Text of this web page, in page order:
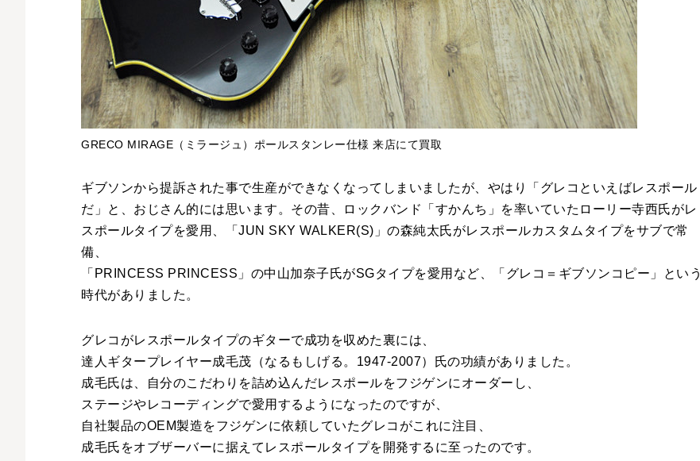
GRECO MIRAGE（ミラージュ）ポールスタンレー仕様 来店にて買取
ギブソンから提訴された事で生産ができなくなってしまいましたが、やはり「グレコといえばレスポール
だ」と、おじさん的には思います。その昔、ロックバンド「すかんち」を率いていたローリー寺西氏がレ
スポールタイプを愛用、「JUN SKY WALKER(S)」の森純太氏がレスポールカスタムタイプをサブで常
備、
「PRINCESS PRINCESS」の中山加奈子氏がSGタイプを愛用など、「グレコ＝ギブソンコピー」という
時代がありました。
グレコがレスポールタイプのギターで成功を収めた裏には、
達人ギタープレイヤー成毛茂（なるもしげる。1947-2007）氏の功績がありました。
成毛氏は、自分のこだわりを詰め込んだレスポールをフジゲンにオーダーし、
ステージやレコーディングで愛用するようになったのですが、
自社製品のOEM製造をフジゲンに依頼していたグレコがこれに注目、
成毛氏をオブザーバーに据えてレスポールタイプを開発するに至ったのです。